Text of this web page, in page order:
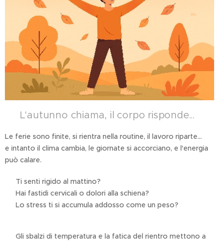
✨ L'autunno chiama, il corpo risponde...
Le ferie sono finite, si rientra nella routine, il lavoro riparte...
e intanto il clima cambia, le giornate si accorciano, e l'energia
può calare.
❌ Ti senti rigido al mattino?
❌ Hai fastidi cervicali o dolori alla schiena?
❌ Lo stress ti si accumula addosso come un peso?
🍂 Gli sbalzi di temperatura e la fatica del rientro mettono a